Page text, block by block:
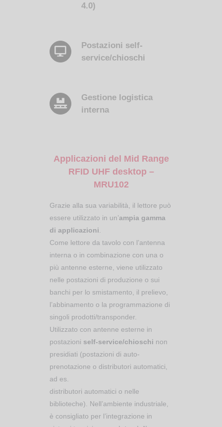
4.0)
Postazioni self-
service/chioschi
Gestione logistica
interna
Applicazioni del Mid Range
RFID UHF desktop –
MRU102
Grazie alla sua variabilità, il lettore può
essere utilizzato in un’ampia gamma
di applicazioni.
Come lettore da tavolo con l’antenna
interna o in combinazione con una o
più antenne esterne, viene utilizzato
nelle postazioni di produzione o sui
banchi per lo smistamento, il prelievo,
l’abbinamento o la programmazione di
singoli prodotti/transponder.
Utilizzato con antenne esterne in
postazioni self-service/chioschi non
presidiati (postazioni di auto-
prenotazione o distributori automatici,
ad es.
distributori automatici o nelle
biblioteche). Nell’ambiente industriale,
è consigliato per l’integrazione in